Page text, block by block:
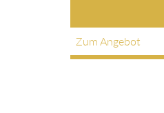
Zum Angebot